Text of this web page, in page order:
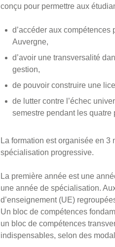
conçu pour permettre aux
d’accéder aux
Auvergne,
d’avoir une transversalité
gestion,
de pouvoir construire une
de lutter contre l’échec
semestre pendant les quatre
La formation est organisée en
spécialisation progressive.
La première année est une
une année de spécialisation.
d’enseignement (UE)
Un bloc de compétences
un bloc de compétences
indispensables, selon des